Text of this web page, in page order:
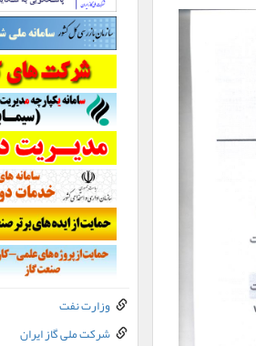
وزارت نفت
شرکت ملی گاز ایران